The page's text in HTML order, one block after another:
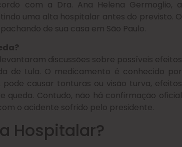
com a Dra. Ana Helena Germoglio, a
uma alta hospitalar antes do previsto. O
de sua casa em São Paulo.
discussões sobre possíveis efeitos
de Lula. O medicamento é conhecido por
causar tonturas ou visão turva, efeitos
Contudo, não há confirmação oficial
o acidente sofrido pelo presidente.
Hospitalar?